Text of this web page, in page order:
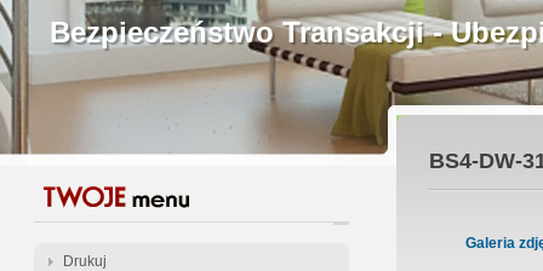
Bezpieczeństwo Transakcji -
Licencjonowani Pośrednicy
Gwarancja Zwrotu Zadatku
Gratis - Przedwstępna Umowa
Drukuj
BS4-DW-
Galeria